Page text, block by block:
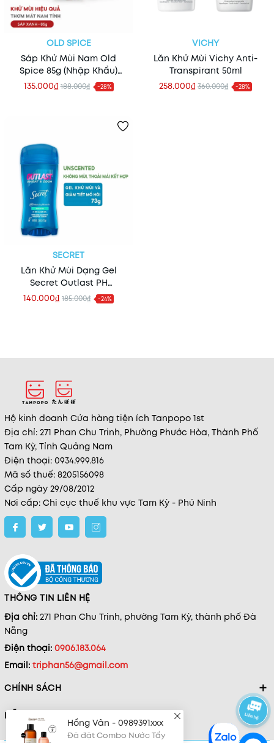
OLD SPICE
Sáp Khử Mùi Nam Old
Spice 85g (Nhập Khẩu)
(Sáp Xanh)
135.000₫ 188.000₫ -28%
VICHY
Lăn Khử Mùi Vichy Anti-
Transpirant 50ml
258.000₫ 360.000₫ -28%
SECRET
Lăn Khử Mùi Dạng Gel
Secret Outlast PH
Balancing Minerals 72H
Clear Gel 73g (Nhập Khẩu
140.000₫ 185.000₫ -24%
Hộ kinh doanh Cửa hàng tiện ích Tanpopo 1st
Địa chỉ: 271 Phan Chu Trinh, Phường Phước Hòa, Thành Phố
Tam Kỳ, Tỉnh Quảng Nam
Điện thoại: 0934.999.816
Mã số thuế: 8205156098
Cấp ngày 29/08/2012
Nơi cấp: Chi cục thuế khu vực Tam Kỳ - Phú Ninh
THÔNG TIN LIÊN HỆ
Địa chỉ: 271 Phan Chu Trinh, phường Tam Kỳ, thành phố Đà
Nẵng
Điện thoại: 0906.183.064
Email: triphan56@gmail.com
CHÍNH SÁCH
HỖ TRỢ
Hồng Vân - 0989391xxx
Đã đặt Combo Nước Tẩy